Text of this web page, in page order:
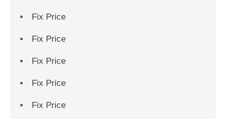
Fix Price
Fix Price
Fix Price
Fix Price
Fix Price